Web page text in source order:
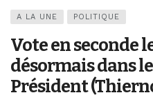
A LA UNE POLITIQUE
Vote en seconde
désormais dans
Président